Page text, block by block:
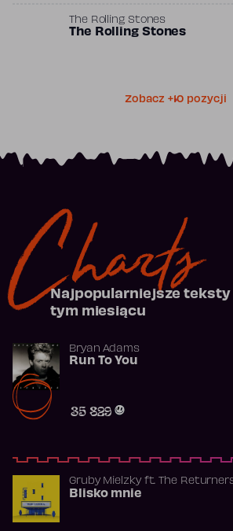
The Rolling Stones
The Rolling Stones
Zobacz +10 pozycji
Charts
Najpopularniejsze teksty
tym miesiącu
Bryan Adams
Run To You
35 829
Gruby Mielzkyft. The
Blisko mnie